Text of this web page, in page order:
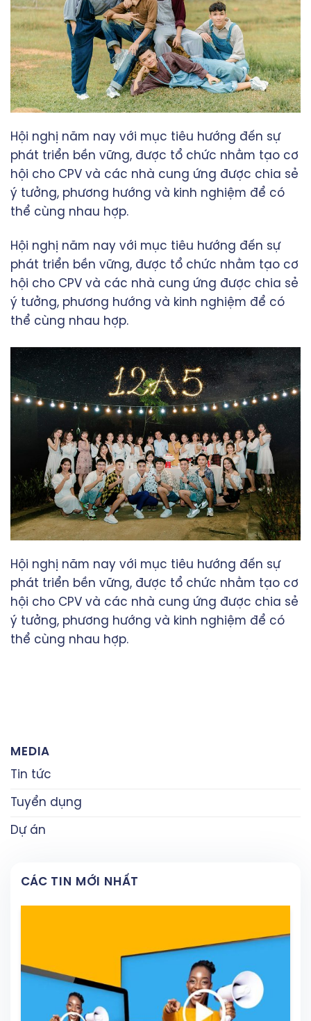
Hội nghị năm nay với mục tiêu hướng đến sự
phát triển bền vững, được tổ chức nhằm tạo cơ
hội cho CPV và các nhà cung ứng được chia sẻ
ý tưởng, phương hướng và kinh nghiệm để có
thể cùng nhau hợp.
Hội nghị năm nay với mục tiêu hướng đến sự
phát triển bền vững, được tổ chức nhằm tạo cơ
hội cho CPV và các nhà cung ứng được chia sẻ
ý tưởng, phương hướng và kinh nghiệm để có
thể cùng nhau hợp.
Hội nghị năm nay với mục tiêu hướng đến sự
phát triển bền vững, được tổ chức nhằm tạo cơ
hội cho CPV và các nhà cung ứng được chia sẻ
ý tưởng, phương hướng và kinh nghiệm để có
thể cùng nhau hợp.
MEDIA
Tin tức
Tuyển dụng
Dự án
CÁC TIN MỚI NHẤT